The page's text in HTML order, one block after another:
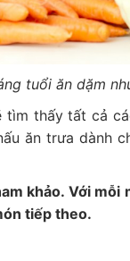
tuổi ăn dặm
tìm thấy tất cả
ăn trưa dành
khảo. Với
tiếp theo.